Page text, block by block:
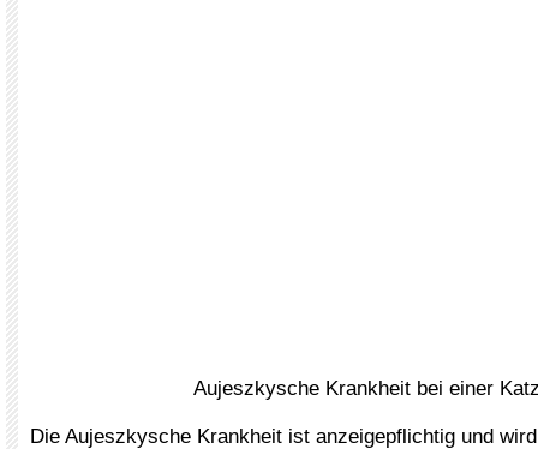
Aujeszkysche Krankheit bei einer
Die Aujeszkysche Krankheit ist anzeigepflichtig und